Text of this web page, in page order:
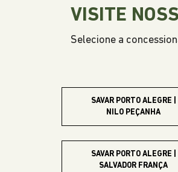
VISITE
Selecione a
SAVAR PORTO ALEGRE |
NILO PEÇANHA
SAVAR PORTO ALEGRE |
SALVADOR FRANÇA